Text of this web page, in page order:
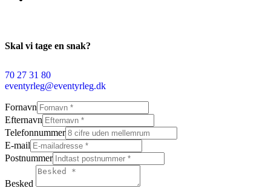
Skal vi tage en snak?
70 27 31 80
eventyrleg@eventyrleg.dk
Fornavn
Efternavn
Telefonnummer
E-mail
Postnummer
Besked